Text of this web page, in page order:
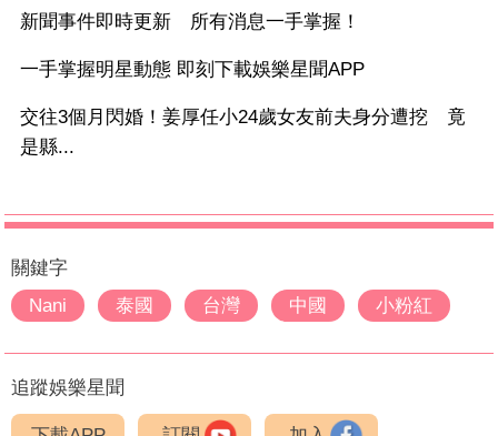
新聞事件即時更新 所有消息一手掌握！
一手掌握明星動態 即刻下載娛樂星聞APP
交往3個月閃婚！姜厚任小24歲女友前夫身分遭挖 竟
是縣...
關鍵字
Nani
泰國 台灣 中國 小粉紅
追蹤娛樂星聞